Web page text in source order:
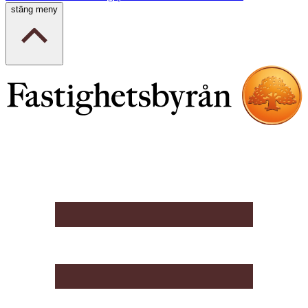
stäng meny